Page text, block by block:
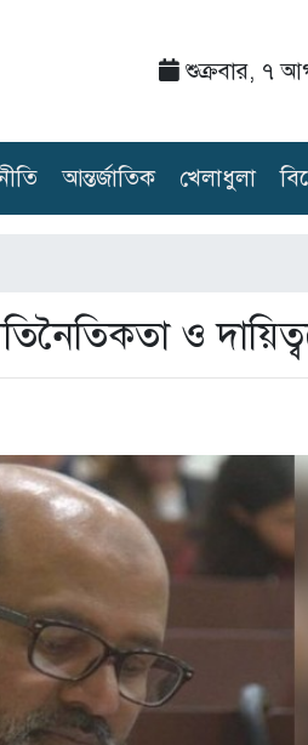
শুক্রবার, ৭
আন্তর্জাতিক খেলাধুলা
ও